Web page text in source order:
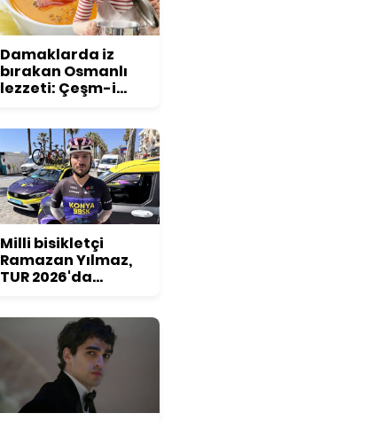
Damaklarda iz
bırakan Osmanlı
lezzeti: Çeşm-i
Milli bisikletçi
Ramazan Yılmaz,
TUR 2026'da